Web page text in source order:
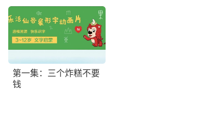
第一集：三个炸糕不要
钱